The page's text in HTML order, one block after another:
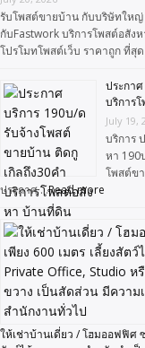
รับโพสต์ขายบ้าน กับบริษัทใหญ่
กับFastwork บริการโพสต์อสัง
โปรโมทโพสต์เว็บ ราคาถูก ที่
ประกา
บริการ
July 19,
บริการ
หา 190
โพสต์ข
ประกาศ …Read more
ให้เช่าบ้านเดี่ยว / โฮมออฟฟิศ